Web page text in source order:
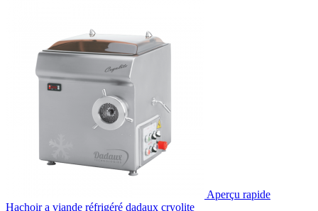
Aperçu rapide
Hachoir a viande réfrigéré dadaux cryolite